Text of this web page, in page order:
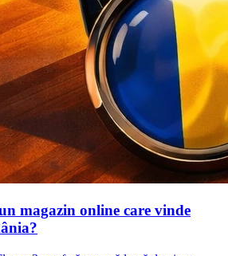
magazin online care vinde